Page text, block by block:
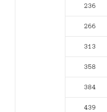
236
266
313
358
384
439